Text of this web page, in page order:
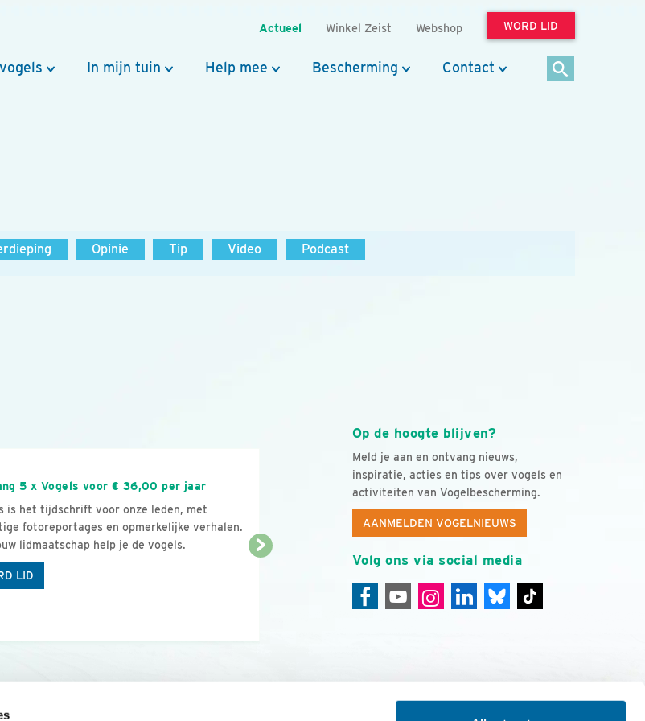
Actueel Winkel Zeist Webshop WORD LID
In mijn tuin Help mee Bescherming Contact
Opinie Tip Video Podcast
Op de hoogte blijven?
Meld je aan en ontvang nieuws,
inspiratie, acties en tips over vogels en
activiteiten van Vogelbescherming.
AANMELDEN VOGELNIEUWS
Volg ons via social media
5 x Vogels voor € 36,00 per jaar
is het tijdschrift voor onze leden, met
fotoreportages en opmerkelijke verhalen.
lidmaatschap help je de vogels.
LID